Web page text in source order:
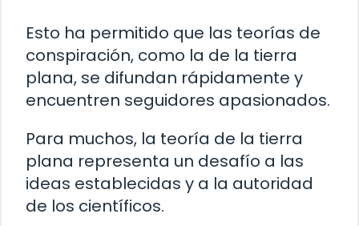
Esto ha permitido que las teorías de
conspiración, como la de la tierra
plana, se difundan rápidamente y
encuentren seguidores apasionados.
Para muchos, la teoría de la tierra
plana representa un desafío a las
ideas establecidas y a la autoridad
de los científicos.